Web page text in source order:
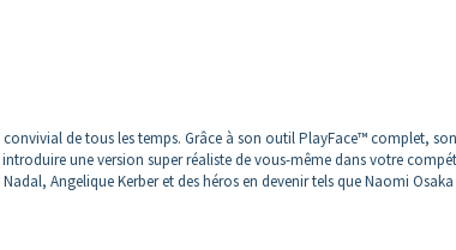
de tous les temps. Grâce à son outil PlayFace™ complet, son
une version super réaliste de vous-même dans votre
Angelique Kerber et des héros en devenir tels que Naomi